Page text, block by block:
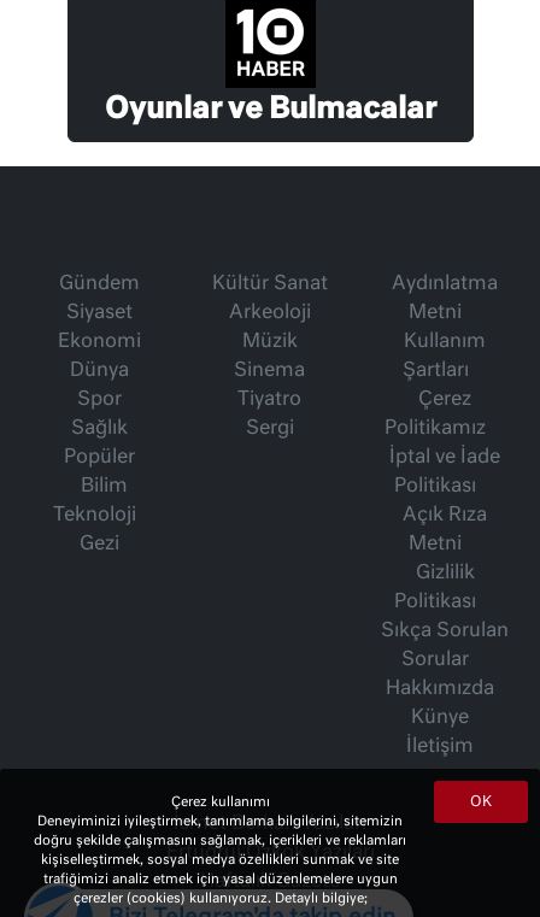
Oyunlar ve Bulmacalar
Gündem
Siyaset
Ekonomi
Dünya
Spor
Sağlık
Popüler
Bilim
Teknoloji
Gezi
Kültür Sanat
Arkeoloji
Müzik
Sinema
Tiyatro
Sergi
Aydınlatma
Metni
Kullanım
Şartları
Çerez
Politikamız
İptal ve İade
Politikası
Açık Rıza
Metni
Gizlilik
Politikası
Sıkça Sorulan
Sorular
Hakkımızda
Künye
İletişim
İsmet Berkan Yazıları
Ertuğrul Özkök Yazıları
Haftalık Gazete
OK
Çerez kullanımı
Deneyiminizi iyileştirmek, tanımlama bilgilerini, sitemizin
doğru şekilde çalışmasını sağlamak, içerikleri ve reklamları
kişiselleştirmek, sosyal medya özellikleri sunmak ve site
trafiğimizi analiz etmek için yasal düzenlemelere uygun
çerezler (cookies) kullanıyoruz. Detaylı bilgiye;